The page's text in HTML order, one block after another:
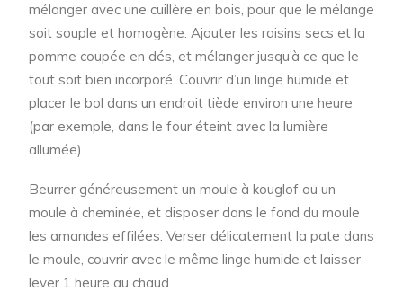
mélanger avec une cuillère en bois, pour que le mélange
soit souple et homogène. Ajouter les raisins secs et la
pomme coupée en dés, et mélanger jusqu’à ce que le
tout soit bien incorporé. Couvrir d’un linge humide et
placer le bol dans un endroit tiède environ une heure
(par exemple, dans le four éteint avec la lumière
allumée).
Beurrer généreusement un moule à kouglof ou un
moule à cheminée, et disposer dans le fond du moule
les amandes effilées. Verser délicatement la pate dans
le moule, couvrir avec le même linge humide et laisser
lever 1 heure au chaud.